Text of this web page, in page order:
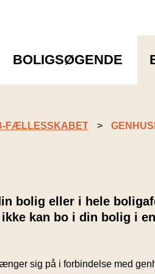
BOLIGSØGENDE
FÆLLESSKABET
bolig eller i hele
kan bo i din bolig i
sig på i forbindelse med